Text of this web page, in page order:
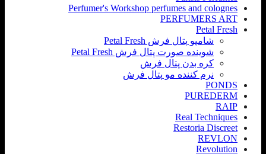
Perfumer's Workshop perfumes and colognes
PERFUMERS ART
Petal Fresh
شامپو پتال فرش Petal Fresh
شوینده صورت پتال فرش Petal Fresh
کره بدن پتال فرش
نرم کننده مو پتال فرش
PONDS
PUREDERM
RAIP
Real Techniques
Restoria Discreet
REVLON
Revolution